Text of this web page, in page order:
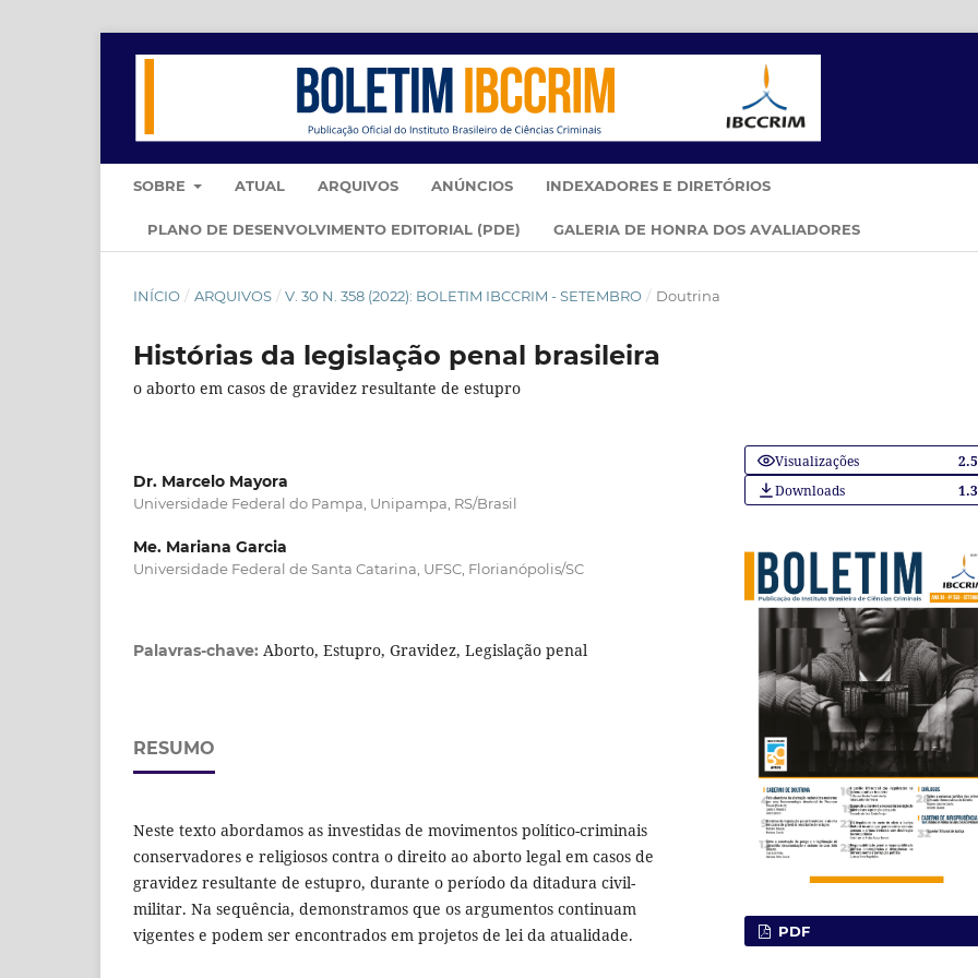
SOBRE ATUAL ARQUIVOS ANÚNCIOS INDEXADORES E DIRETÓRIOS
PLANO DE DESENVOLVIMENTO EDITORIAL (PDE) GALERIA DE HONRA DOS AVALIADORES
INÍCIO / ARQUIVOS / V. 30 N. 358 (2022): BOLETIM IBCCRIM - SETEMBRO / Doutrina
Histórias da legislação penal brasileira
o aborto em casos de gravidez resultante de estupro
Dr. Marcelo Mayora
Universidade Federal do Pampa, Unipampa, RS/Brasil
Me. Mariana Garcia
Universidade Federal de Santa Catarina, UFSC, Florianópolis/SC
Palavras-chave: Aborto, Estupro, Gravidez, Legislação penal
RESUMO
Neste texto abordamos as investidas de movimentos político-criminais
conservadores e religiosos contra o direito ao aborto legal em casos de
gravidez resultante de estupro, durante o período da ditadura civil-
militar. Na sequência, demonstramos que os argumentos continuam
vigentes e podem ser encontrados em projetos de lei da atualidade.
Visualizações
Downloads
PDF